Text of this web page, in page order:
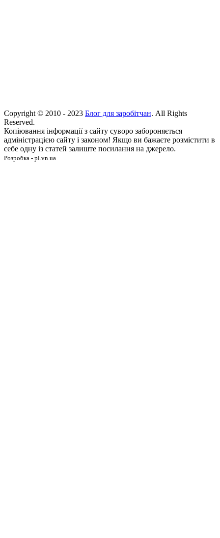
Copyright © 2010 - 2023 Блог для заробітчан. All Rights
Reserved.
Копіювання інформації з сайту суворо забороняється
адміністрацією сайту і законом! Якщо ви бажаєте розмістити в
себе одну із статей залиште посилання на джерело.
Розробка - pl.vn.ua